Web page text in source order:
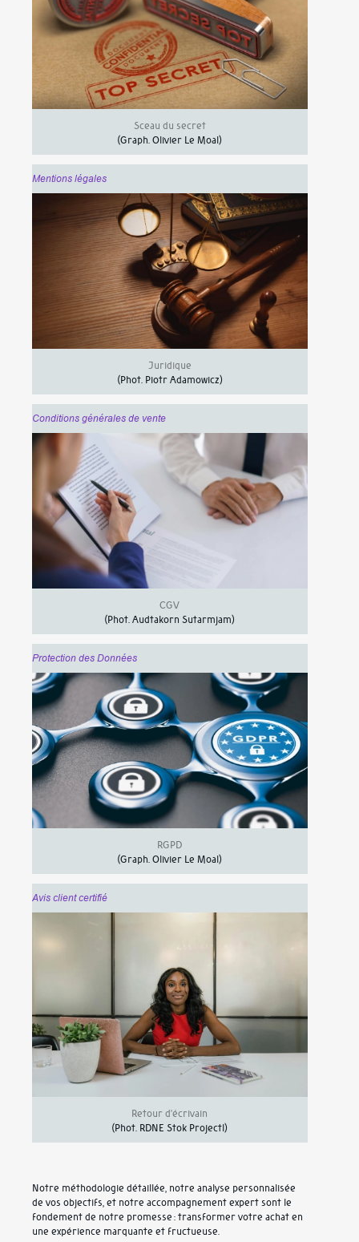
Sceau du secret
(Graph.Olivier Le Moal)
Mentions légales
Juridique
(Phot. Piotr Adamowicz)
Conditions générales de vente
CGV
(Phot.Audtakorn Sutarmjam)
Protection des Données
RGPD
(Graph.Olivier Le Moal)
Avis client certifié
Retour d’écrivain
(Phot. RDNE Stok Projectl)
Notre méthodologie détaillée, notre analyse personnalisée
de vos objectifs, et notre accompagnement expert sont le
fondement de notre promesse : transformer votre achat en
une expérience marquante et fructueuse.